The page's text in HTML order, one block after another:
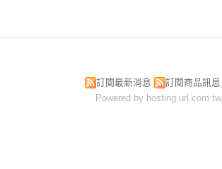
訂閱最新消息
訂閱商品訊息
Powered by hosting.url.com.tw